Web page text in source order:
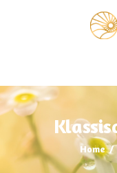
Home
ÜBER